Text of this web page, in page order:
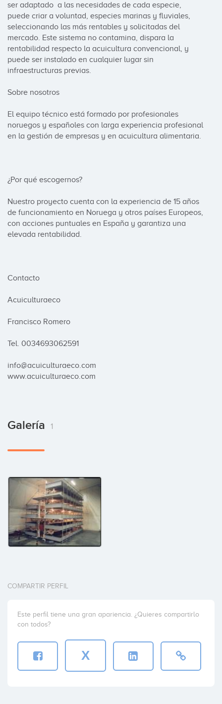
ser adaptado  a las necesidades de cada especie,
puede criar a voluntad, especies marinas y fluviales,
seleccionando las más rentables y solicitadas del
mercado. Este sistema no contamina, dispara la
rentabilidad respecto la acuicultura convencional, y
puede ser instalado en cualquier lugar sin
infraestructuras previas.
Sobre nosotros
El equipo técnico está formado por profesionales
noruegos y españoles con larga experiencia profesional
en la gestión de empresas y en acuicultura alimentaria.
¿Por qué escogernos?
Nuestro proyecto cuenta con la experiencia de 15 años
de funcionamiento en Noruega y otros países Europeos,
con acciones puntuales en España y garantiza una
elevada rentabilidad.
Contacto
Acuiculturaeco
Francisco Romero
Tel. 0034693062591
info@acuiculturaeco.com
www.acuiculturaeco.com
Galería 1
COMPARTIR PERFIL
Este perfil tiene una gran apariencia. ¿Quieres compartirlo
con todos?
X